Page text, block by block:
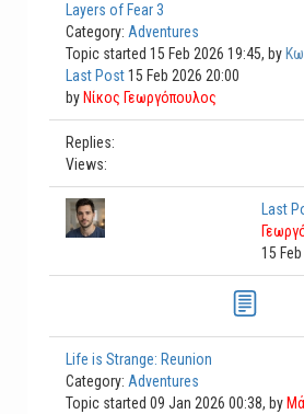
Layers of Fear 3
Category: Adventures
Topic started 15 Feb 2026 19:45, by
Last Post15 Feb 2026 20:00
by Νίκος Γεωργόπουλος
Replies:
Views:
Last
15
Life is Strange: Reunion
Category: Adventures
Topic started 09 Jan 2026 00:38, by